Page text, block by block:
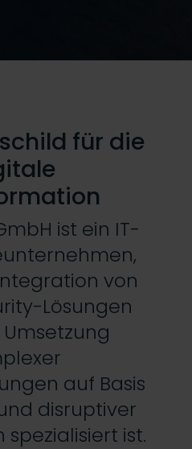
für die
ist ein IT-
von
Lösungen
auf Basis
disruptiver
ist.